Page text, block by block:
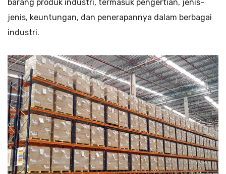
barang produk industri, termasuk pengertian, jenis-
jenis, keuntungan, dan penerapannya dalam berbagai
industri.